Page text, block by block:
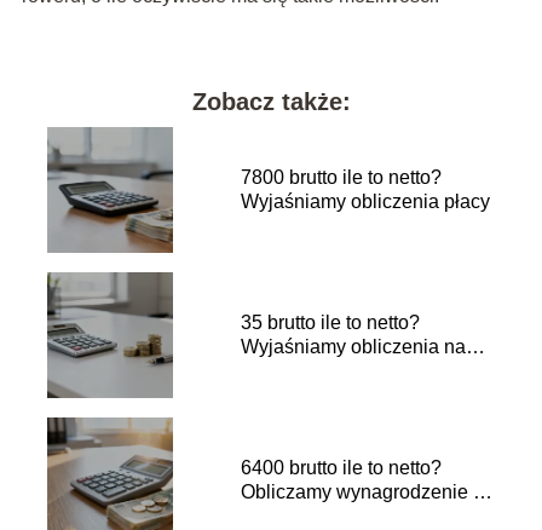
Zobacz także:
7800 brutto ile to netto?
Wyjaśniamy obliczenia płacy
35 brutto ile to netto?
Wyjaśniamy obliczenia na
6400 brutto ile to netto?
Obliczamy wynagrodzenie na